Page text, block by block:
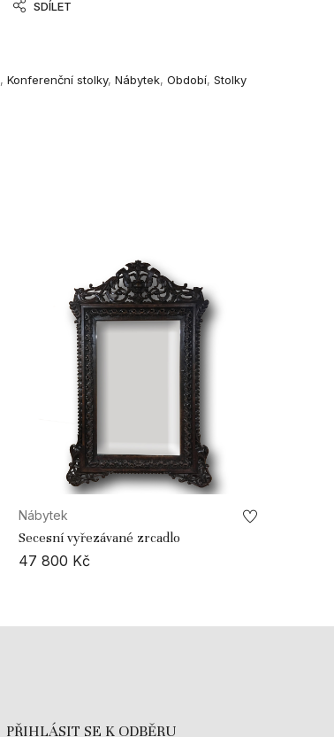
SDÍLET
, Konferenční stolky, Nábytek, Období, Stolky
Nábytek
Secesní vyřezávané zrcadlo
47 800 Kč
PŘIHLÁSIT SE K ODBĚRU